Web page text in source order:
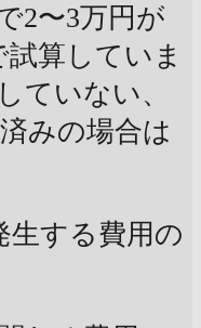
2〜3万円が
算していま
ていない、
みの場合は
生する費用の